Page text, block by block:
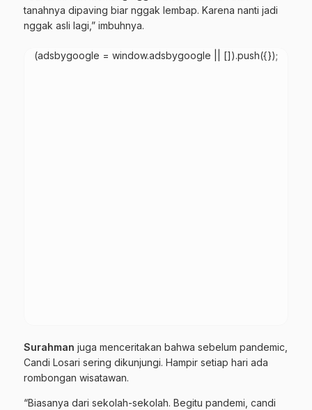
tanahnya dipaving biar nggak lembap. Karena nanti jadi
nggak asli lagi,” imbuhnya.
(adsbygoogle = window.adsbygoogle || []).push({});
Surahman juga menceritakan bahwa sebelum pandemic,
Candi Losari sering dikunjungi. Hampir setiap hari ada
rombongan wisatawan.
“Biasanya dari sekolah-sekolah. Begitu pandemi, candi